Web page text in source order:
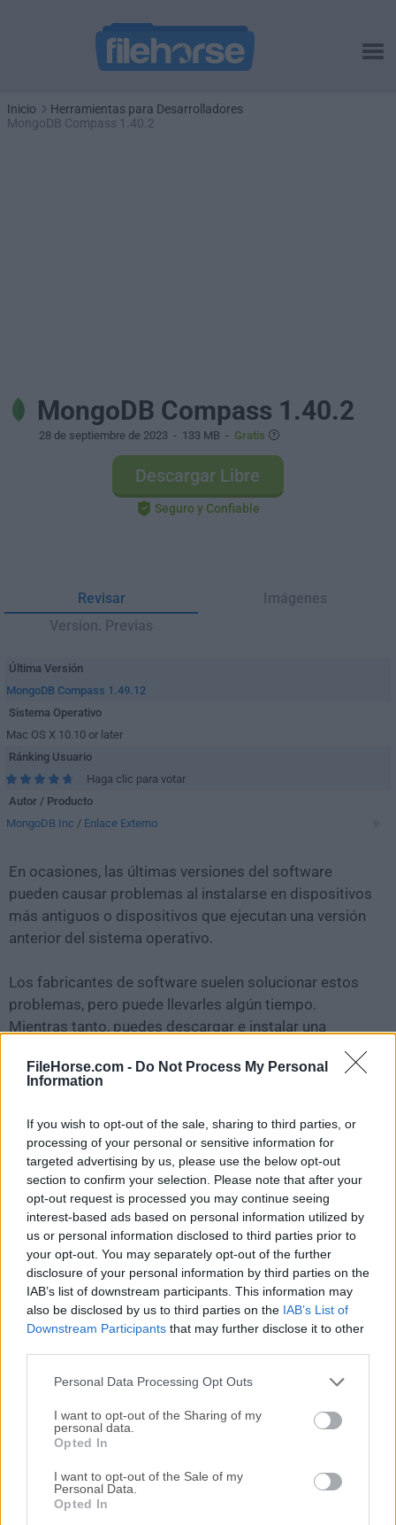
FileHorse.com - Do Not Process My Personal
Information
If you wish to opt-out of the sale, sharing to third parties, or
processing of your personal or sensitive information for
targeted advertising by us, please use the below opt-out
section to confirm your selection. Please note that after your
opt-out request is processed you may continue seeing
interest-based ads based on personal information utilized by
us or personal information disclosed to third parties prior to
your opt-out. You may separately opt-out of the further
disclosure of your personal information by third parties on the
IAB’s list of downstream participants. This information may
also be disclosed by us to third parties on the IAB’s List of
Downstream Participants that may further disclose it to other
Personal Data Processing Opt Outs
I want to opt-out of the Sharing of my
personal data.
Opted In
I want to opt-out of the Sale of my
Personal Data.
Opted In
Inicio
Herramientas para Desarrolladores
MongoDB Compass 1.40.2
MongoDB Compass 1.40.2
28 de septiembre de 2023 - 133 MB - Gratis
Descargar Libre
Seguro y Confiable
Revisar
Imágenes
Version. Previas
Última Versión
MongoDB Compass 1.49.12
Sistema Operativo
Mac OS X 10.10 or later
Ránking Usuario
Haga clic para votar
Autor / Producto
MongoDB Inc / Enlace Externo
En ocasiones, las últimas versiones del software
pueden causar problemas al instalarse en dispositivos
más antiguos o dispositivos que ejecutan una versión
anterior del sistema operativo.
Los fabricantes de software suelen solucionar estos
problemas, pero puede llevarles algún tiempo.
Mientras tanto, puedes descargar e instalar una
reciente de
MongoDB Compass for Mac o leer nuestra
reseña, simplemente hazclic aquí.
Todas las versiones antiguas distribuidas en nuestro
sitio web son completamente libres de virus y están
disponibles para su descarga sin costo alguno.
Nos encantaría saber de ti
Si tienes alguna pregunta o idea que desees compartir
con nosotros, dirígete a nuestrapágina de contactoy
háznoslo saber. ¡Valoramos tu opinión!